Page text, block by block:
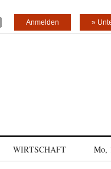
»
Anmelden
WIRTSCHAFT Mo,